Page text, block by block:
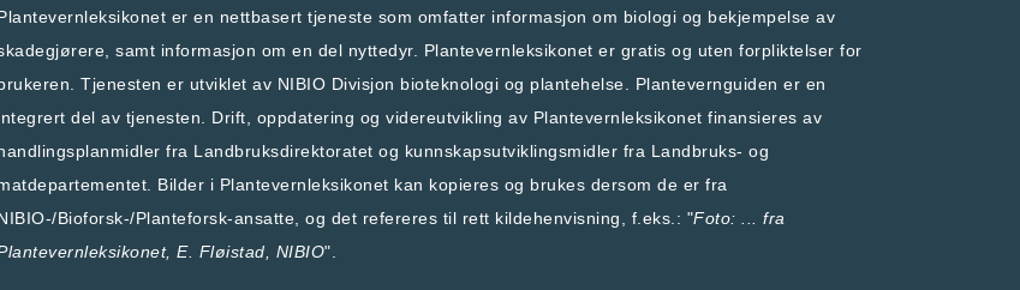
er en nettbasert tjeneste som omfatter informasjon om biologi og bekjempelse av
samt informasjon om en del nyttedyr. Plantevernleksikonet er gratis og uten forpliktelser for
Tjenesten er utviklet av NIBIO Divisjon bioteknologi og plantehelse Plantevernguiden er en
del av tjenesten. Drift, oppdatering og videreutvikling av Plantevernleksikonet finansieres av
fra Landbruksdirektoratet og kunnskapsutviklingsmidler fra Landbruks- og
Bilder i Plantevernleksikonet kan kopieres og brukes dersom de er fra
Bioforsk-/Planteforsk-ansatte, og det refereres til rett kildehenvisning, f.eks.: "Foto: ... fra
, E. Fløistad, NIBIO".